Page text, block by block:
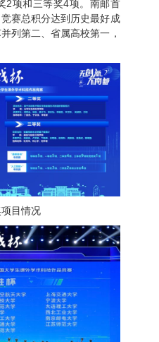
2项和三等奖4项。南邮首
赛总积分达到历史最好成
列第二、省属高校第一，
目情况